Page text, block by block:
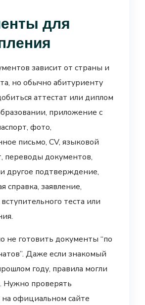
для
зависит от страны и
но обычно абитуриенту
аттестат или диплом
приложение с
фото,
письмо, CV, языковой
переводы документов,
другое подтверждение,
справка, заявление,
теста или
не готовить документы “по
Даже если знакомый
году, правила могли
Нужно проверять
на официальном сайте